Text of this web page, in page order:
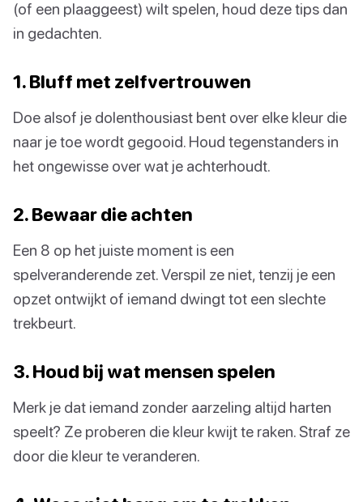
(of een plaaggeest) wilt spelen, houd deze tips dan
in gedachten.
1. Bluff met zelfvertrouwen
Doe alsof je dolenthousiast bent over elke kleur die
naar je toe wordt gegooid. Houd tegenstanders in
het ongewisse over wat je achterhoudt.
2. Bewaar die achten
Een 8 op het juiste moment is een
spelveranderende zet. Verspil ze niet, tenzij je een
opzet ontwijkt of iemand dwingt tot een slechte
trekbeurt.
3. Houd bij wat mensen spelen
Merk je dat iemand zonder aarzeling altijd harten
speelt? Ze proberen die kleur kwijt te raken. Straf ze
door die kleur te veranderen.